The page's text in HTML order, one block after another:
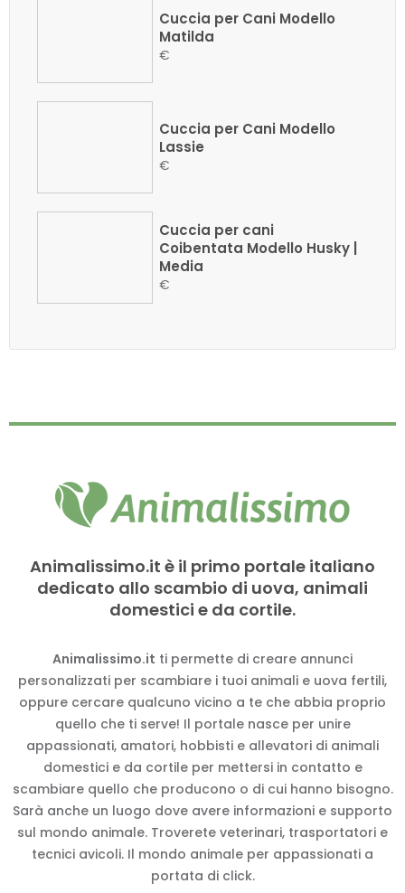
Cuccia per Cani Modello
Matilda
€
Cuccia per Cani Modello
Lassie
€
Cuccia per cani
Coibentata Modello Husky |
Media
€
Animalissimo.it è il primo portale italiano
dedicato allo scambio di uova, animali
domestici e da cortile.
Animalissimo.it ti permette di creare annunci
personalizzati per scambiare i tuoi animali e uova fertili,
oppure cercare qualcuno vicino a te che abbia proprio
quello che ti serve! Il portale nasce per unire
appassionati, amatori, hobbisti e allevatori di animali
domestici e da cortile per mettersi in contatto e
scambiare quello che producono o di cui hanno bisogno.
Sarà anche un luogo dove avere informazioni e supporto
sul mondo animale. Troverete veterinari, trasportatori e
tecnici avicoli. Il mondo animale per appassionati a
portata di click.